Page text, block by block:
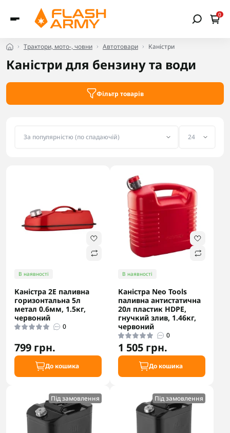
0
Трактори, мото-, човни Автотовари Каністри
Каністри для бензину та води
Фільтр товарів
В наявності
Каністра 2E паливна
горизонтальна 5л
метал 0.6мм, 1.5кг,
червоний
0
799 грн.
До кошика
В наявності
Каністра Neo Tools
паливна антистатична
20л пластик HDPE,
гнучкий злив, 1.46кг,
червоний
0
1 505 грн.
До кошика
Під замовлення Під замовлення